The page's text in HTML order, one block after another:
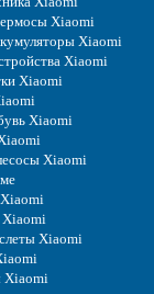
Xiaomi
Xiaomi
Xiaomi
Xiaomi
Xiaomi
Xiaomi
Xiaomi
Xiaomi
Xiaomi